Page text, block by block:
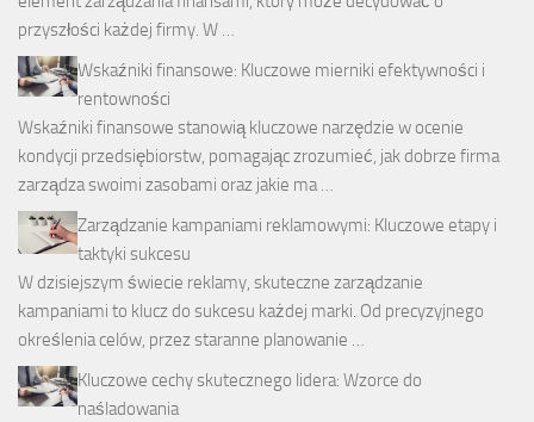
przyszłości każdej firmy. W …
Wskaźniki finansowe: Kluczowe mierniki efektywności i
rentowności
Wskaźniki finansowe stanowią kluczowe narzędzie w ocenie
kondycji przedsiębiorstw, pomagając zrozumieć, jak dobrze firma
zarządza swoimi zasobami oraz jakie ma …
Zarządzanie kampaniami reklamowymi: Kluczowe etapy i
taktyki sukcesu
W dzisiejszym świecie reklamy, skuteczne zarządzanie
kampaniami to klucz do sukcesu każdej marki. Od precyzyjnego
określenia celów, przez staranne planowanie …
Kluczowe cechy skutecznego lidera: Wzorce do
naśladowania